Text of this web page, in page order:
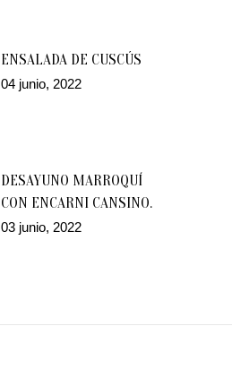
ENSALADA DE CUSCÚS
04 junio, 2022
DESAYUNO MARROQUÍ
CON ENCARNI CANSINO.
03 junio, 2022